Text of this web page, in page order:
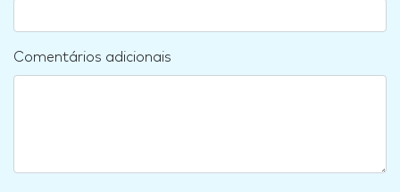
Comentários adicionais